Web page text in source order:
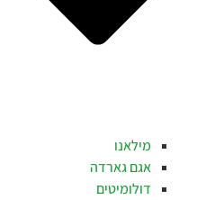
מילאנו
אגם גארדה
דולומיטים